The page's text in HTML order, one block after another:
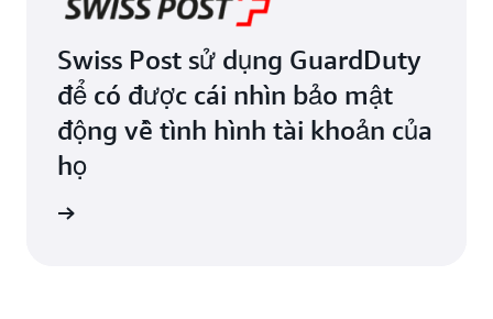
Swiss Post sử dụng GuardDuty
để có được cái nhìn bảo mật
động về tình hình tài khoản của
họ